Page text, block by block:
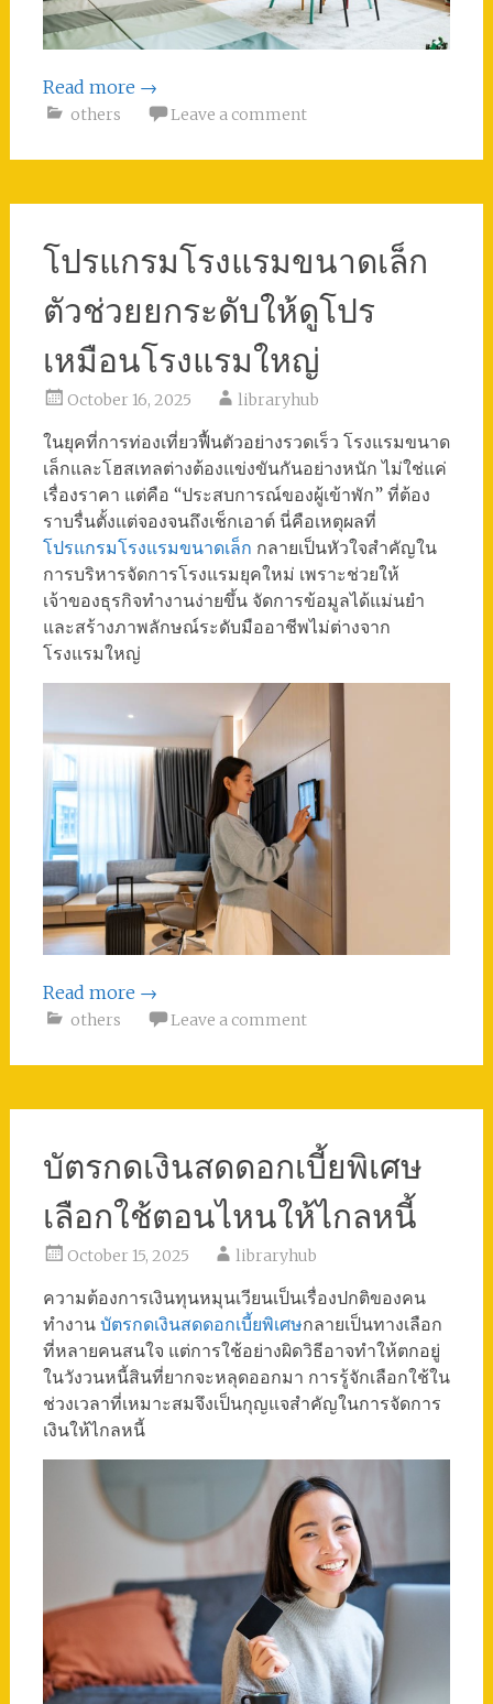
Read more →
others Leave a comment
โปรแกรมโรงแรมขนาดเล็ก
ตัวช่วยยกระดับให้ดูโปร
เหมือนโรงแรมใหญ่
October 16, 2025 libraryhub
ในยุคที่การท่องเที่ยวฟื้นตัวอย่างรวดเร็ว โรงแรมขนาด
เล็กและโฮสเทลต่างต้องแข่งขันกันอย่างหนัก ไม่ใช่แค่
เรื่องราคา แต่คือ “ประสบการณ์ของผู้เข้าพัก” ที่ต้อง
ราบรื่นตั้งแต่จองจนถึงเช็กเอาต์ นี่คือเหตุผลที่
โปรแกรมโรงแรมขนาดเล็ก กลายเป็นหัวใจสำคัญใน
การบริหารจัดการโรงแรมยุคใหม่ เพราะช่วยให้
เจ้าของธุรกิจทำงานง่ายขึ้น จัดการข้อมูลได้แม่นยำ
และสร้างภาพลักษณ์ระดับมืออาชีพไม่ต่างจาก
โรงแรมใหญ่
Read more →
others Leave a comment
บัตรกดเงินสดดอกเบี้ยพิเศษ
เลือกใช้ตอนไหนให้ไกลหนี้
October 15, 2025 libraryhub
ความต้องการเงินทุนหมุนเวียนเป็นเรื่องปกติของคน
ทำงาน บัตรกดเงินสดดอกเบี้ยพิเศษกลายเป็นทางเลือก
ที่หลายคนสนใจ แต่การใช้อย่างผิดวิธีอาจทำให้ตกอยู่
ในวังวนหนี้สินที่ยากจะหลุดออกมา การรู้จักเลือกใช้ใน
ช่วงเวลาที่เหมาะสมจึงเป็นกุญแจสำคัญในการจัดการ
เงินให้ไกลหนี้